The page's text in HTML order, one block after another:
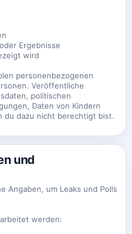
Ergebnisse
wird
personenbezogenen
Veröffentliche
politischen
Daten von Kindern
du dazu nicht berechtigt bist.
und
Angaben, um Leaks und Polls
werden: